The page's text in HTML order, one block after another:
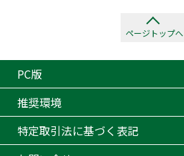
ページトップへ
PC版
推奨環境
特定取引法に基づく表記